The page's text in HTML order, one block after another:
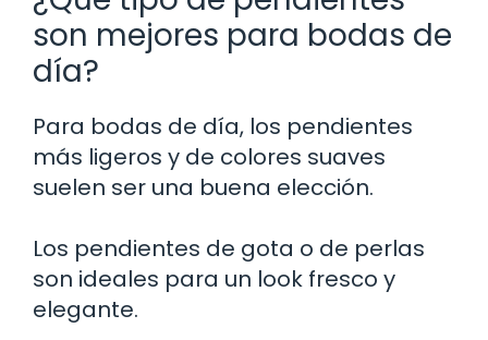
son mejores para bodas de
día?
Para bodas de día, los pendientes
más ligeros y de colores suaves
suelen ser una buena elección.
Los pendientes de gota o de perlas
son ideales para un look fresco y
elegante.